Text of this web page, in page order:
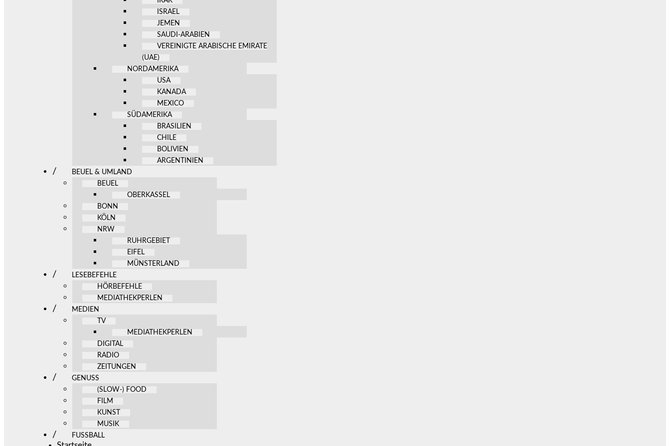
ISRAEL
JEMEN
SAUDI-ARABIEN
VEREINIGTE ARABISCHE EMIRATE
(UAE)
NORDAMERIKA
USA
KANADA
MEXICO
SÜDAMERIKA
BRASILIEN
CHILE
BOLIVIEN
ARGENTINIEN
BEUEL & UMLAND
BEUEL
OBERKASSEL
BONN
KÖLN
NRW
RUHRGEBIET
EIFEL
MÜNSTERLAND
LESEBEFEHLE
HÖRBEFEHLE
MEDIATHEKPERLEN
MEDIEN
TV
MEDIATHEKPERLEN
DIGITAL
RADIO
ZEITUNGEN
GENUSS
(SLOW-) FOOD
FILM
KUNST
MUSIK
FUSSBALL